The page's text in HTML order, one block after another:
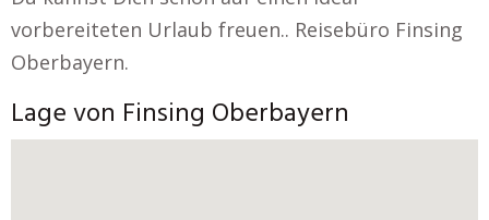
vorbereiteten Urlaub freuen.. Reisebüro Finsing
Oberbayern.
Lage von Finsing Oberbayern